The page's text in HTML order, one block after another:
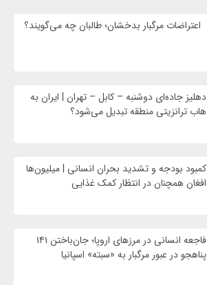
اعتراضات مرگبار بدخشان؛ طالبان چه می‌گویند؟
دهلیز جاده‌ای دوشنبه – کابل – تهران | ایران به
هاب ترانزیتی منطقه تبدیل می‌شود؟
کمبود بودجه و تشدید بحران انسانی | میلیون‌ها
افغان همچنان در انتظار کمک غذایی
فاجعه انسانی در مرزهای اروپا؛ جان‌باختن ۱۴۱
پناهجو در عبور مرگبار به «سبته» اسپانیا